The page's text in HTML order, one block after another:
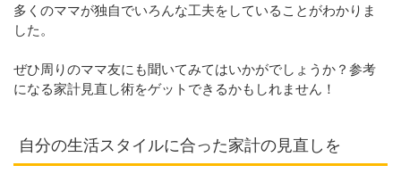
多くのママが独自でいろんな工夫をしていることがわかりま
した。
ぜひ周りのママ友にも聞いてみてはいかがでしょうか？参考
になる家計見直し術をゲットできるかもしれません！
自分の生活スタイルに合った家計の見直しを